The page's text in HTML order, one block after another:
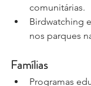
comunitárias.
Birdwatching
nos parques
Famílias
Programas